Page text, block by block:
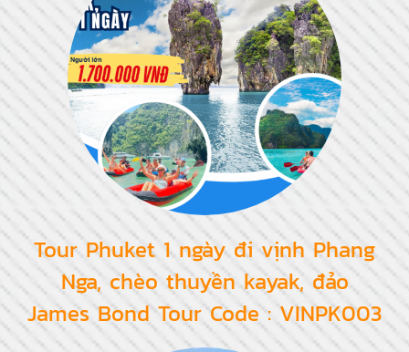
Tour Phuket 1 ngày đi vịnh Phang
Nga, chèo thuyền kayak, đảo
James Bond Tour Code : VINPK003